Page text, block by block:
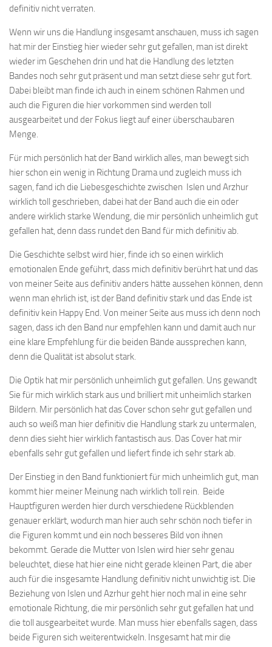
definitiv nicht verraten.
Wenn wir uns die Handlung insgesamt anschauen, muss ich sagen
hat mir der Einstieg hier wieder sehr gut gefallen, man ist direkt
wieder im Geschehen drin und hat die Handlung des letzten
Bandes noch sehr gut präsent und man setzt diese sehr gut fort.
Dabei bleibt man finde ich auch in einem schönen Rahmen und
auch die Figuren die hier vorkommen sind werden toll
ausgearbeitet und der Fokus liegt auf einer überschaubaren
Menge.
Für mich persönlich hat der Band wirklich alles, man bewegt sich
hier schon ein wenig in Richtung Drama und zugleich muss ich
sagen, fand ich die Liebesgeschichte zwischen Islen und Arzhur
wirklich toll geschrieben, dabei hat der Band auch die ein oder
andere wirklich starke Wendung, die mir persönlich unheimlich gut
gefallen hat, denn dass rundet den Band für mich definitiv ab.
Die Geschichte selbst wird hier, finde ich so einen wirklich
emotionalen Ende geführt, dass mich definitiv berührt hat und das
von meiner Seite aus definitiv anders hätte aussehen können, denn
wenn man ehrlich ist, ist der Band definitiv stark und das Ende ist
definitiv kein Happy End. Von meiner Seite aus muss ich denn noch
sagen, dass ich den Band nur empfehlen kann und damit auch nur
eine klare Empfehlung für die beiden Bände aussprechen kann,
denn die Qualität ist absolut stark.
Die Optik hat mir persönlich unheimlich gut gefallen. Uns gewandt
Sie für mich wirklich stark aus und brilliert mit unheimlich starken
Bildern. Mir persönlich hat das Cover schon sehr gut gefallen und
auch so weiß man hier definitiv die Handlung stark zu untermalen,
denn dies sieht hier wirklich fantastisch aus. Das Cover hat mir
ebenfalls sehr gut gefallen und liefert finde ich sehr stark ab.
Der Einstieg in den Band funktioniert für mich unheimlich gut, man
kommt hier meiner Meinung nach wirklich toll rein. Beide
Hauptfiguren werden hier durch verschiedene Rückblenden
genauer erklärt, wodurch man hier auch sehr schön noch tiefer in
die Figuren kommt und ein noch besseres Bild von ihnen
bekommt. Gerade die Mutter von Islen wird hier sehr genau
beleuchtet, diese hat hier eine nicht gerade kleinen Part, die aber
auch für die insgesamte Handlung definitiv nicht unwichtig ist. Die
Beziehung von Islen und Azrhur geht hier noch mal in eine sehr
emotionale Richtung, die mir persönlich sehr gut gefallen hat und
die toll ausgearbeitet wurde. Man muss hier ebenfalls sagen, dass
beide Figuren sich weiterentwickeln. Insgesamt hat mir die